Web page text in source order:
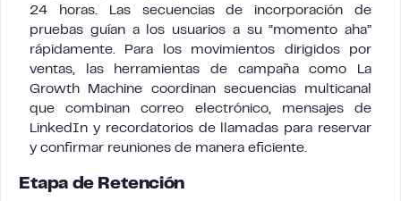
24 horas. Las secuencias de incorporación de
pruebas guían a los usuarios a su “momento aha”
rápidamente. Para los movimientos dirigidos por
ventas, las herramientas de campaña como La
Growth Machine coordinan secuencias multicanal
que combinan correo electrónico, mensajes de
LinkedIn y recordatorios de llamadas para reservar
y confirmar reuniones de manera eficiente.
Etapa de Retención